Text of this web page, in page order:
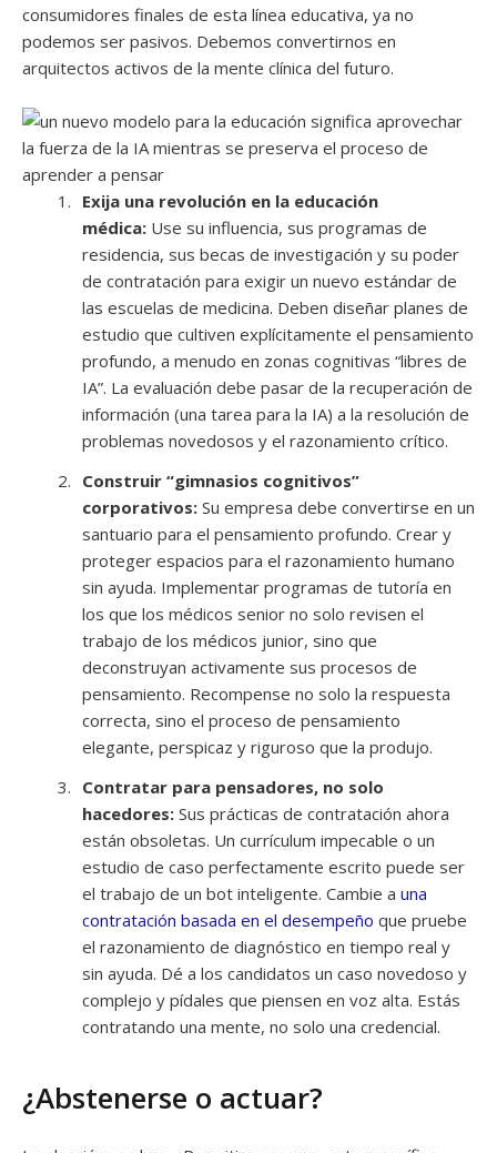
consumidores finales de esta línea educativa, ya no
podemos ser pasivos. Debemos convertirnos en
arquitectos activos de la mente clínica del futuro.
Exija una revolución en la educación
médica: Use su influencia, sus programas de
residencia, sus becas de investigación y su poder
de contratación para exigir un nuevo estándar de
las escuelas de medicina. Deben diseñar planes de
estudio que cultiven explícitamente el pensamiento
profundo, a menudo en zonas cognitivas “libres de
IA”. La evaluación debe pasar de la recuperación de
información (una tarea para la IA) a la resolución de
problemas novedosos y el razonamiento crítico.
Construir “gimnasios cognitivos”
corporativos: Su empresa debe convertirse en un
santuario para el pensamiento profundo. Crear y
proteger espacios para el razonamiento humano
sin ayuda. Implementar programas de tutoría en
los que los médicos senior no solo revisen el
trabajo de los médicos junior, sino que
deconstruyan activamente sus procesos de
pensamiento. Recompense no solo la respuesta
correcta, sino el proceso de pensamiento
elegante, perspicaz y riguroso que la produjo.
Contratar para pensadores, no solo
hacedores: Sus prácticas de contratación ahora
están obsoletas. Un currículum impecable o un
estudio de caso perfectamente escrito puede ser
el trabajo de un bot inteligente. Cambie a una
contratación basada en el desempeño que pruebe
el razonamiento de diagnóstico en tiempo real y
sin ayuda. Dé a los candidatos un caso novedoso y
complejo y pídales que piensen en voz alta. Estás
contratando una mente, no solo una credencial.
¿Abstenerse o actuar?